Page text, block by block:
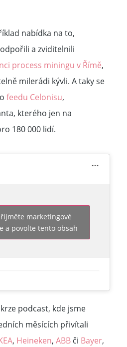
nabídka na to,
a zviditelnili
process miningu v Římě,
milerádi kývli. A taky se
feedu Celonisu,
kterého jen na
180 000 lidí.
marketingové
a povolte tento obsah
podcast, kde jsme
měsících přivítali
, Heineken, ABB či Bayer,